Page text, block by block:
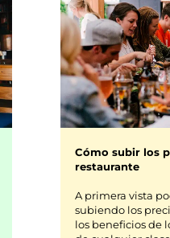
Cómo subir los
restaurante
A primera vista
subiendo los
los beneficios de